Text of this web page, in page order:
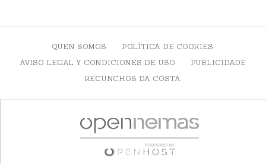
QUEN SOMOS
POLÍTICA DE COOKIES
AVISO LEGAL Y CONDICIONES DE USO
PUBLICIDADE
RECUNCHOS DA COSTA